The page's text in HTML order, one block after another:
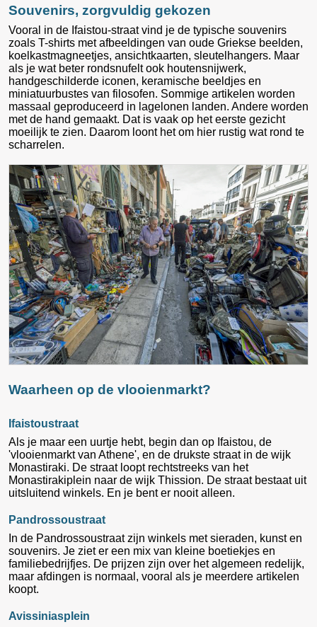
Souvenirs, zorgvuldig gekozen
Vooral in de Ifaistou-straat vind je de typische souvenirs
zoals T-shirts met afbeeldingen van oude Griekse beelden,
koelkastmagneetjes, ansichtkaarten, sleutelhangers. Maar
als je wat beter rondsnufelt ook houtensnijwerk,
handgeschilderde iconen, keramische beeldjes en
miniatuurbustes van filosofen. Sommige artikelen worden
massaal geproduceerd in lagelonen landen. Andere worden
met de hand gemaakt. Dat is vaak op het eerste gezicht
moeilijk te zien. Daarom loont het om hier rustig wat rond te
scharrelen.
Waarheen op de vlooienmarkt?
Ifaistoustraat
Als je maar een uurtje hebt, begin dan op Ifaistou, de
'vlooienmarkt van Athene', en de drukste straat in de wijk
Monastiraki. De straat loopt rechtstreeks van het
Monastirakiplein naar de wijk Thission. De straat bestaat uit
uitsluitend winkels. En je bent er nooit alleen.
Pandrossoustraat
In de Pandrossoustraat zijn winkels met sieraden, kunst en
souvenirs. Je ziet er een mix van kleine boetiekjes en
familiebedrijfjes. De prijzen zijn over het algemeen redelijk,
maar afdingen is normaal, vooral als je meerdere artikelen
koopt.
Avissiniasplein